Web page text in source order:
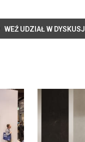
WEŹ UDZIAŁ W DYSKUSJI